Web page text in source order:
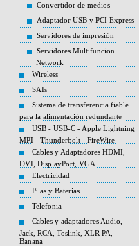
Convertidor de medios
Adaptador USB y PCI Express
Servidores de impresión
Servidores Multifuncion
Network
Wireless
SAIs
Sistema de transferencia fiable
para la alimentación redundante
USB - USB-C - Apple Lightning
MPI - Thunderbolt - FireWire
Cables y Adaptadores HDMI,
DVI, DisplayPort, VGA
Electricidad
Pilas y Baterias
Telefonia
Cables y adaptadores Audio,
Jack, RCA, Toslink, XLR PA,
Banana